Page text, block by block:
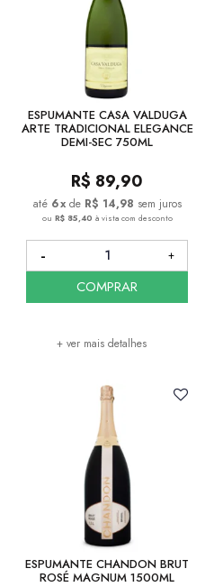
ESPUMANTE CASA VALDUGA
ARTE TRADICIONAL ELEGANCE
DEMI-SEC 750ML
R$ 89,90
6x de R$ 14,98 sem juros
ou R$ 85,40 à vista com desconto
+ ver mais detalhes
COMPRAR
ESPUMANTE CHANDON BRUT
ROSÉ MAGNUM 1500ML